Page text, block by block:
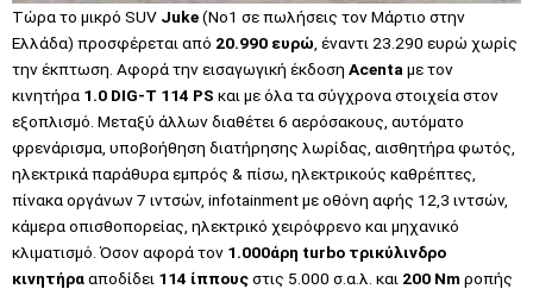
Τώρα το μικρό SUV Juke(Νο1 σε πωλήσεις τον Μάρτιο στην
Ελλάδα) προσφέρεται από 20.990 ευρώ , έναντι 23.290 ευρώ χωρίς
την έκπτωση. Αφορά την εισαγωγική έκδοση Acenta με τον
κινητήρα 1.0 DIG-T 114 PS και με όλα τα σύγχρονα στοιχεία στον
εξοπλισμό. Μεταξύ άλλων διαθέτει 6 αερόσακους, αυτόματο
φρενάρισμα, υποβοήθηση διατήρησης λωρίδας, αισθητήρα φωτός,
ηλεκτρικά παράθυρα εμπρός & πίσω, ηλεκτρικούς καθρέπτες,
πίνακα οργάνων 7 ιντσών, infotainment με οθόνη αφής 12,3 ιντσών,
κάμερα οπισθοπορείας, ηλεκτρικό χειρόφρενο και μηχανικό
κλιματισμό. Όσον αφορά τον 1.000άρη turbo τρικύλινδρο
κινητήρααποδίδει 114 ίππουςστις 5.000 σ.α.λ. και 200 Nm ροπής